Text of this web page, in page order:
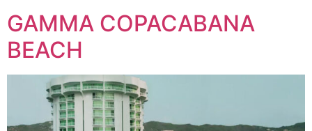
GAMMA COPACABANA
BEACH